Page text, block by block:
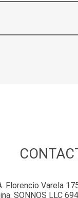
Florencio Varela
SONNOS LLC